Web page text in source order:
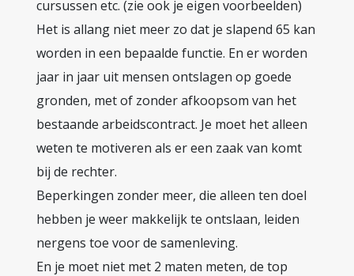
cursussen etc. (zie ook je eigen voorbeelden)
Het is allang niet meer zo dat je slapend 65 kan
worden in een bepaalde functie. En er worden
jaar in jaar uit mensen ontslagen op goede
gronden, met of zonder afkoopsom van het
bestaande arbeidscontract. Je moet het alleen
weten te motiveren als er een zaak van komt
bij de rechter.
Beperkingen zonder meer, die alleen ten doel
hebben je weer makkelijk te ontslaan, leiden
nergens toe voor de samenleving.
En je moet niet met 2 maten meten, de top